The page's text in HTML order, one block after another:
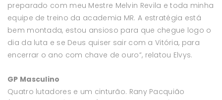
preparado com meu Mestre Melvin Revila e toda minha
equipe de treino da academia MR. A estratégia está
bem montada, estou ansioso para que chegue logo o
dia da luta e se Deus quiser sair com a Vitória, para
encerrar o ano com chave de ouro”, relatou Elvys.
GP Masculino
Quatro lutadores e um cinturão. Rany Pacquião